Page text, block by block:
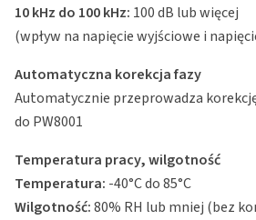
10 kHz do 100 kHz: 100 dB lub więcej
(wpływ na napięcie wyjściowe i
Automatyczna korekcja fazy
Automatycznie przeprowadza
do PW8001
Temperatura pracy, wilgotność
Temperatura: -40°C do 85°C
Wilgotność:80% RH lub mniej (bez